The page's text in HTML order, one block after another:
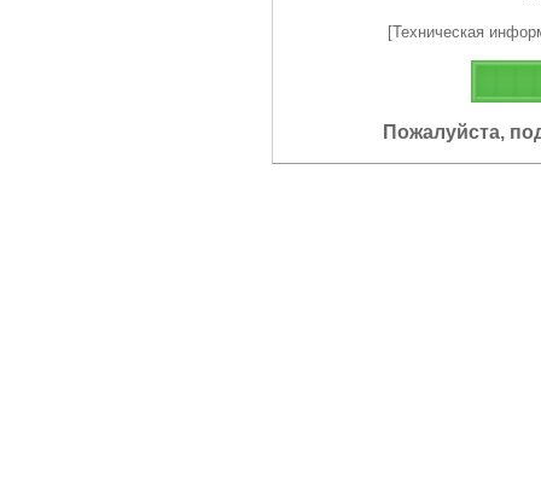
[Техническая
Пожалуйста,